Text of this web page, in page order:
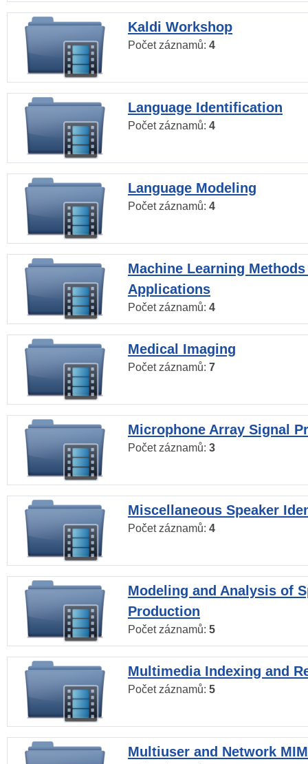
Kaldi Workshop
Počet záznamů: 4
Language Identification
Počet záznamů: 4
Language Modeling
Počet záznamů: 4
Machine Learning
Applications
Počet záznamů: 4
Medical Imaging
Počet záznamů: 7
Microphone Array Signal
Počet záznamů: 3
Miscellaneous Speaker
Počet záznamů: 4
Modeling and Analysis of
Production
Počet záznamů: 5
Multimedia Indexing and
Počet záznamů: 5
Multiuser and Network